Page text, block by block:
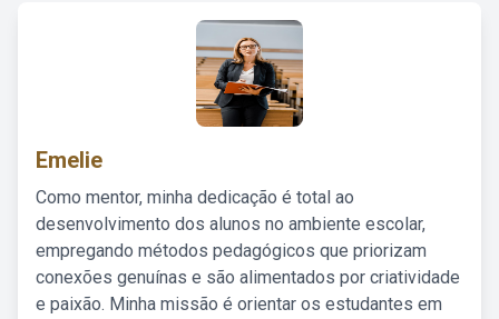
Emelie
Como mentor, minha dedicação é total ao
desenvolvimento dos alunos no ambiente escolar,
empregando métodos pedagógicos que priorizam
conexões genuínas e são alimentados por criatividade
e paixão. Minha missão é orientar os estudantes em